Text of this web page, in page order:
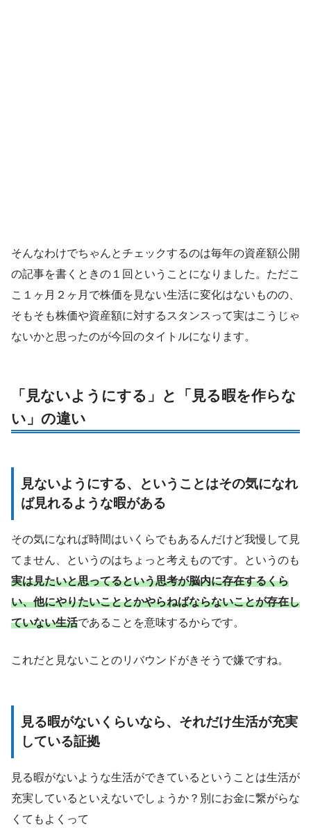
そんなわけでちゃんとチェックするのは毎年の資産額公開
の記事を書くときの１回ということになりました。ただこ
こ１ヶ月２ヶ月で株価を見ない生活に変化はないものの、
そもそも株価や資産額に対するスタンスって実はこうじゃ
ないかと思ったのが今回のタイトルになります。
「見ないようにする」と「見る暇を作らな
い」の違い
見ないようにする、ということはその気になれ
ば見れるような暇がある
その気になれば時間はいくらでもあるんだけど我慢して見
てません、というのはちょっと考えものです。というのも
実は見たいと思ってるという思考が脳内に存在するくら
い、他にやりたいこととかやらねばならないことが存在し
ていない生活であることを意味するからです。
これだと見ないことのリバウンドがきそうで嫌ですね。
見る暇がないくらいなら、それだけ生活が充実
している証拠
見る暇がないような生活ができているということは生活が
充実しているといえないでしょうか？別にお金に繋がらな
くてもよくって